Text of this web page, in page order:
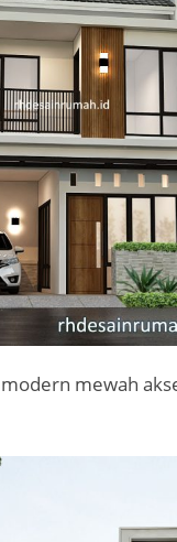
mewah